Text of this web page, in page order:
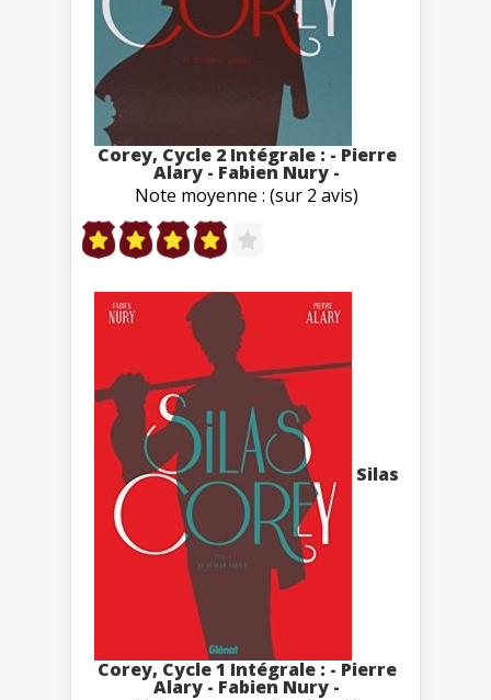
Corey, Cycle 2 Intégrale : - Pierre
Alary - Fabien Nury -
Note moyenne : (sur 2 avis)
Silas
Corey, Cycle 1 Intégrale : - Pierre
Alary - Fabien Nury -